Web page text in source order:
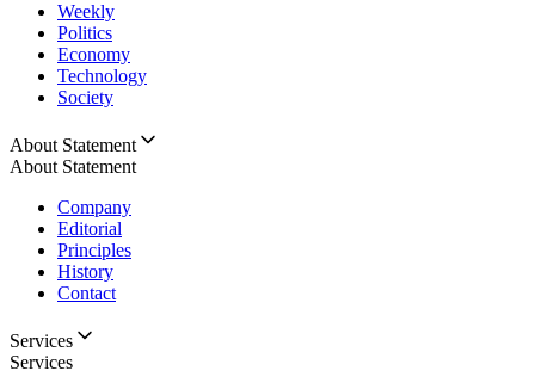
Weekly
Politics
Economy
Technology
Society
About Statement
About Statement
Company
Editorial
Principles
History
Contact
Services
Services